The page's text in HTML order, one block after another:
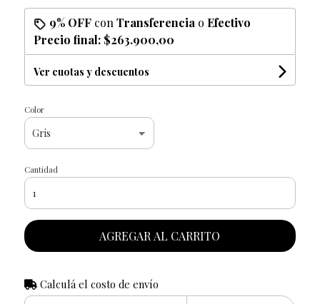
9% OFFcon Transferencia o Efectivo
Precio final: $263.900,00
Ver cuotas y descuentos
Color
Cantidad
AGREGAR AL CARRITO
Calculá el costo de envío